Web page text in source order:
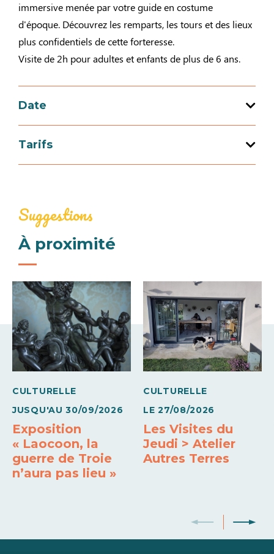
immersive menée par votre guide en costume
d'époque. Découvrez les remparts, les tours et des lieux
plus confidentiels de cette forteresse.
Visite de 2h pour adultes et enfants de plus de 6 ans.
Date
16h00 à
Tarifs
Tarif enfant (enfant (6 à 12 ans), jeune (13 à 17 ans))
5€ 7€
Tarif réduit (étudiant - 25 ans avec carte)
10€
Suggestions
À proximité
CULTURELLE
JUSQU'AU 30/09/2026
Exposition
« Laocoon, la
guerre de Troie
n’aura pas lieu »
CULTURELLE
LE 27/08/2026
Les Visites du
Jeudi > Atelier
Autres Terres